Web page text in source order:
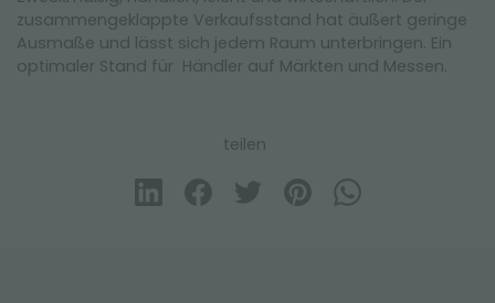
zusammengeklappte Verkaufsstand hat äußert geringe
Ausmaße und lässt sich jedem Raum unterbringen. Ein
optimaler Stand für Händler auf Märkten und Messen.
teilen